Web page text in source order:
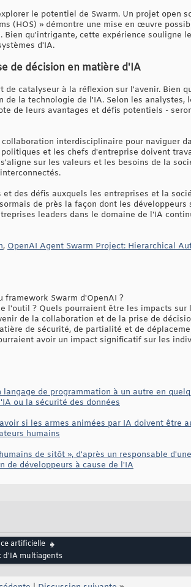
le potentiel de Swarm. Un projet open
(HOS) » démontre une mise en œuvre
Bien qu'intrigante, cette expérience souligne
d'IA.
de décision en matière d'IA
de catalyseur à la réflexion sur l'avenir. Bien
la technologie de l'IA. Selon les analystes,
de leurs avantages et défis potentiels -
interdisciplinaire pour naviguer
et les chefs d'entreprise doivent
sur les valeurs et les besoins de la
des défis auxquels les entreprises et la
de près la façon dont les
leaders dans le domaine de l'IA
, OpenAI Agent Swarm Project: Hierarchical
framework Swarm d'OpenAI ?
l'outil ? Quels pourraient être les impacts sur
de la collaboration et de la prise de
de sécurité, de partialité et de
avoir un impact significatif sur les
de programmation à un autre en
ou la sécurité des données
si les armes animées par IA doivent être
humains
de sitôt », d'après un responsable
de développeurs à cause de l'IA
artificielle
d'IA multiagents